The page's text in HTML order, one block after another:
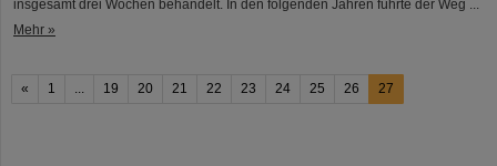
insgesamt drei Wochen behandelt. In den folgenden Jahren führte der Weg ...
Mehr »
« 1 19 20 21 22 23 24 25 26 27